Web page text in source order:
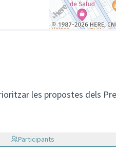
les propostes dels
Participants